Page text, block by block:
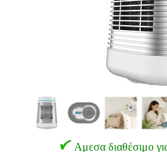
Αμεσα διαθέσιμο